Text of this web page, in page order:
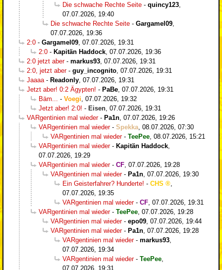
Die schwache Rechte Seite - quincy123,
07.07.2026, 19:40
Die schwache Rechte Seite - Gargamel09,
07.07.2026, 19:36
2:0 - Gargamel09, 07.07.2026, 19:31
2:0 - Kapitän Haddock, 07.07.2026, 19:36
2:0 jetzt aber- markus93, 07.07.2026, 19:31
2:0, jetzt aber- guy_incognito, 07.07.2026, 19:31
Jaaaa- Readonly, 07.07.2026, 19:31
Jetzt aber! 0:2 Ägypten! - PaBe, 07.07.2026, 19:31
Bäm... - Voegi, 07.07.2026, 19:32
Jetzt aber! 2:0! - Eisen, 07.07.2026, 19:31
VARgentinien mal wieder- Pa1n, 07.07.2026, 19:26
VARgentinien mal wieder- Spekka, 08.07.2026, 07:30
VARgentinien mal wieder- TeePee, 08.07.2026, 15:21
VARgentinien mal wieder- Kapitän Haddock,
07.07.2026, 19:29
VARgentinien mal wieder- CF, 07.07.2026, 19:28
VARgentinien mal wieder- Pa1n, 07.07.2026, 19:30
Ein Geisterfahrer? Hunderte! - CHS
,
07.07.2026, 19:35
VARgentinien mal wieder- CF, 07.07.2026, 19:31
VARgentinien mal wieder- TeePee, 07.07.2026, 19:28
VARgentinien mal wieder- epo09, 07.07.2026, 19:44
VARgentinien mal wieder- Pa1n, 07.07.2026, 19:28
VARgentinien mal wieder- markus93,
07.07.2026, 19:34
VARgentinien mal wieder- TeePee,
07.07.2026, 19:31